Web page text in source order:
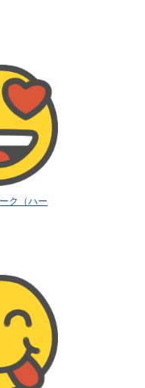
ク（ハー